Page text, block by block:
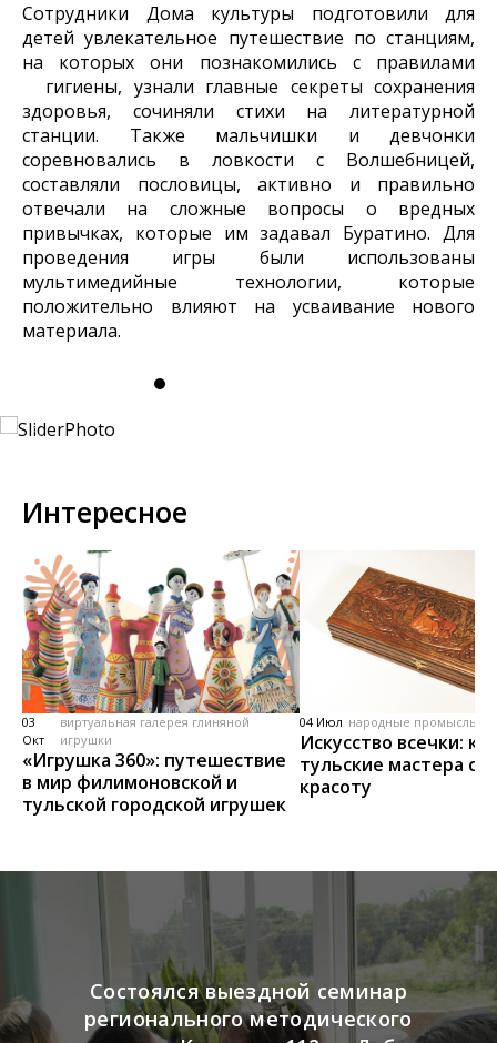
Сотрудники Дома культуры подготовили для
детей увлекательное путешествие по станциям,
на которых они познакомились с правилами
гигиены, узнали главные секреты сохранения
здоровья, сочиняли стихи на литературной
станции. Также мальчишки и девчонки
соревновались в ловкости с Волшебницей,
составляли пословицы, активно и правильно
отвечали на сложные вопросы о вредных
привычках, которые им задавал Буратино. Для
проведения игры были использованы
мультимедийные технологии, которые
положительно влияют на усваивание нового
материала.
Интересное
03
Окт
виртуальная галерея глиняной
игрушки
«Игрушка 360»: путешествие
в мир филимоновской и
тульской городской игрушек
04 Июл народные промыслы,
Искусство всечки: как
тульские мастера
красоту
Состоялся выездной семинар
регионального методического